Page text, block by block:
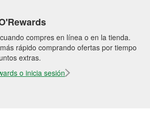
compres en línea o en la tienda.
rápido comprando ofertas por tiempo
extras.
o inicia sesión